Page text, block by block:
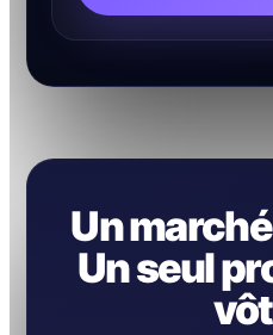
Un
Un seul